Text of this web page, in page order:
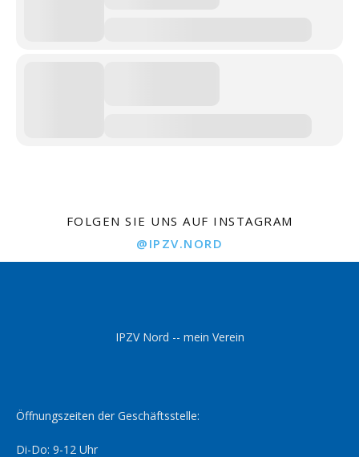
FOLGEN SIE UNS AUF INSTAGRAM
@IPZV.NORD
IPZV Nord -- mein Verein
Öffnungszeiten der Geschäftsstelle:
Di-Do: 9-12 Uhr